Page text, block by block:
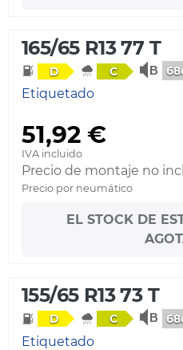
165/65 R13 77 T
D C
Etiquetado
51,92 €
IVA incluido
Precio de montaje no
Precio por neumático
EL STOCK DE
155/65 R13 73 T
D C
Etiquetado